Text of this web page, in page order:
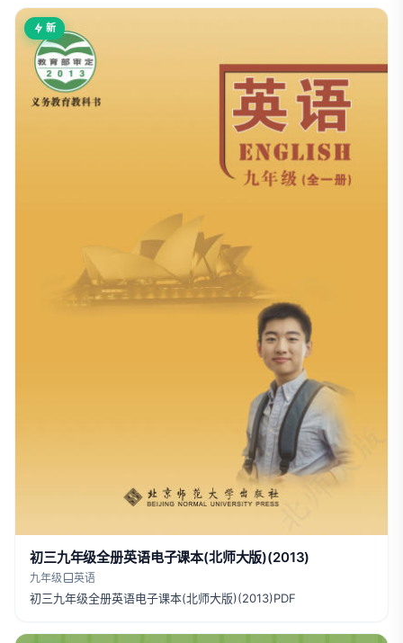
新
初三九年级全册英语电子课本(北师大版)(2013)
九年级 英语
初三九年级全册英语电子课本(北师大版)(2013)PDF